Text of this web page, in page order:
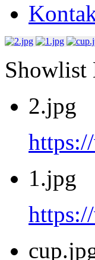
Showlist
2.jpg
1.jpg